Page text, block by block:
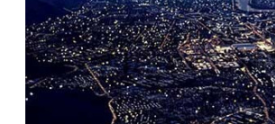
张* 17
张*禄 19
16